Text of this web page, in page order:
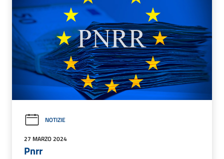
NOTIZIE
27 MARZO 2024
Pnrr